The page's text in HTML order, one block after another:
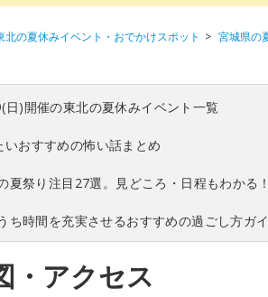
北の夏休みイベント・おでかけスポット 宮城県の
)開催の東北の夏休みイベント一覧
いおすすめの怖い話まとめ
夏祭り注目27選。見どころ・日程もわかる！
ち時間を充実させるおすすめの過ごし方ガ
・アクセス